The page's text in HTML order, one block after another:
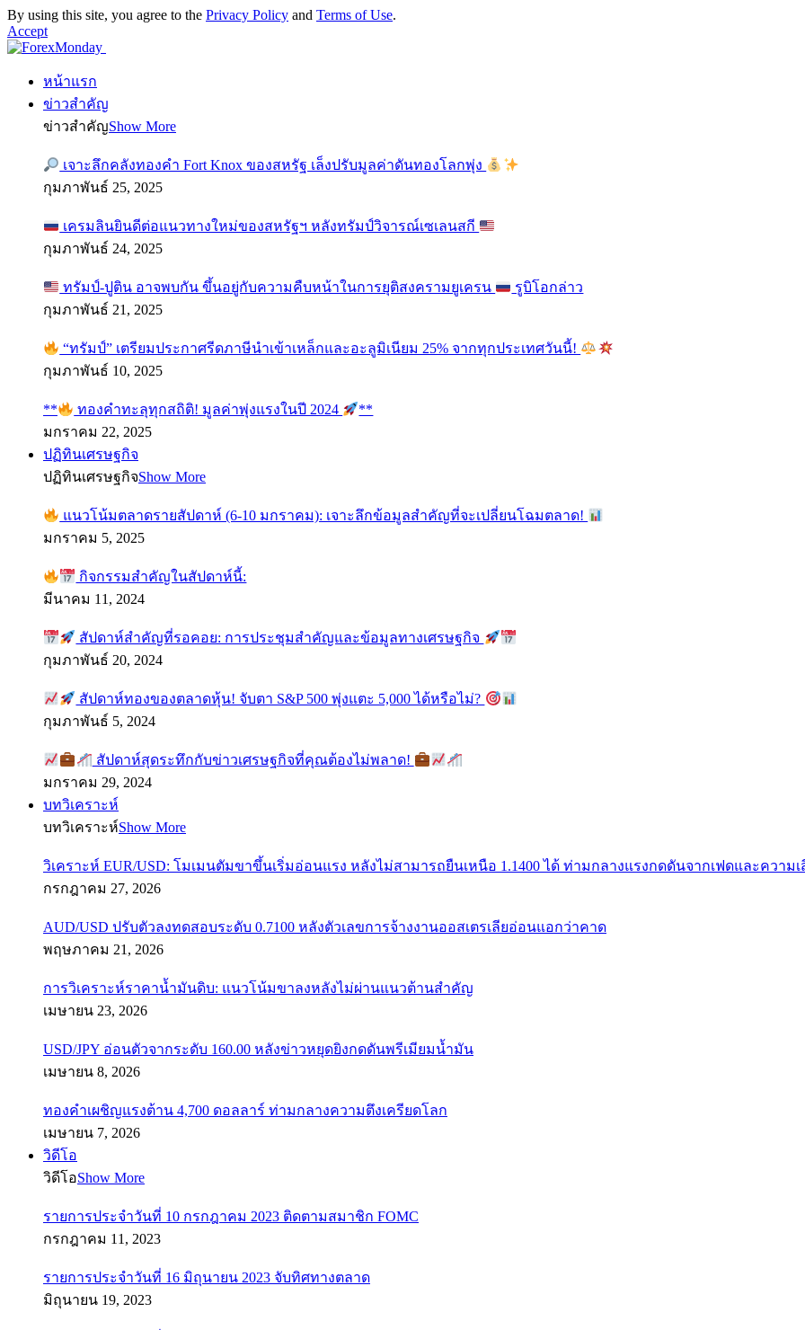
By using this site, you agree to the Privacy Policy and Terms of Use.
Accept
หน้าแรก
ข่าวสำคัญ
ข่าวสำคัญShow More
เจาะลึกคลังทองคำ Fort Knox ของสหรัฐ เล็งปรับมูลค่าดันทองโลกพุ่ง
กุมภาพันธ์ 25, 2025
เครมลินยินดีต่อแนวทางใหม่ของสหรัฐฯ หลังทรัมป์วิจารณ์เซเลนสกี
กุมภาพันธ์ 24, 2025
ทรัมป์-ปูติน อาจพบกัน ขึ้นอยู่กับความคืบหน้าในการยุติสงครามยูเครน
รูบิโอกล่าว
กุมภาพันธ์ 21, 2025
“ทรัมป์” เตรียมประกาศรีดภาษีนำเข้าเหล็กและอะลูมิเนียม 25% จากทุกประเทศวันนี้!
กุมภาพันธ์ 10, 2025
** ทองคำทะลุทุกสถิติ! มูลค่าพุ่งแรงในปี 2024
**
มกราคม 22, 2025
ปฏิทินเศรษฐกิจ
ปฏิทินเศรษฐกิจShow More
แนวโน้มตลาดรายสัปดาห์ (6-10 มกราคม): เจาะลึกข้อมูลสำคัญที่จะเปลี่ยนโฉมตลาด!
มกราคม 5, 2025
กิจกรรมสำคัญในสัปดาห์นี้:
มีนาคม 11, 2024
สัปดาห์สำคัญที่รอคอย: การประชุมสำคัญและข้อมูลทางเศรษฐกิจ
กุมภาพันธ์ 20, 2024
สัปดาห์ทองของตลาดหุ้น! จับตา S&P 500 พุ่งแตะ 5,000 ได้หรือไม่?
กุมภาพันธ์ 5, 2024
สัปดาห์สุดระทึกกับข่าวเศรษฐกิจที่คุณต้องไม่พลาด!
มกราคม 29, 2024
บทวิเคราะห์
บทวิเคราะห์Show More
วิเคราะห์ EUR/USD: โมเมนตัมขาขึ้นเริ่มอ่อนแรง หลังไม่สามารถยืนเหนือ 1.1400 ได้ ท่ามกลางแรงกดดันจากเฟดและความ
กรกฎาคม 27, 2026
AUD/USD ปรับตัวลงทดสอบระดับ 0.7100 หลังตัวเลขการจ้างงานออสเตรเลียอ่อนแอกว่าคาด
พฤษภาคม 21, 2026
การวิเคราะห์ราคาน้ำมันดิบ: แนวโน้มขาลงหลังไม่ผ่านแนวต้านสำคัญ
เมษายน 23, 2026
USD/JPY อ่อนตัวจากระดับ 160.00 หลังข่าวหยุดยิงกดดันพรีเมียมน้ำมัน
เมษายน 8, 2026
ทองคำเผชิญแรงต้าน 4,700 ดอลลาร์ ท่ามกลางความตึงเครียดโลก
เมษายน 7, 2026
วิดีโอ
วิดีโอShow More
รายการประจำวันที่ 10 กรกฎาคม 2023 ติดตามสมาชิก FOMC
กรกฎาคม 11, 2023
รายการประจำวันที่ 16 มิถุนายน 2023 จับทิศทางตลาด
มิถุนายน 19, 2023